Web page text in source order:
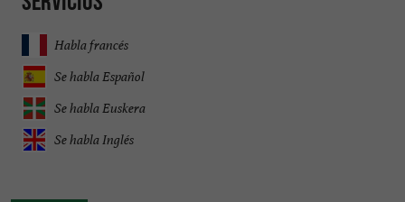
Habla francés
Se habla Español
Se habla Euskera
Se habla Inglés